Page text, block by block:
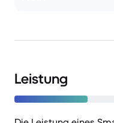
Leistung